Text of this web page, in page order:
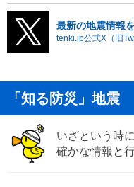
最新の地震情報
tenki.jp公式X（旧
「知る防災」地震
いざという時
確かな情報と